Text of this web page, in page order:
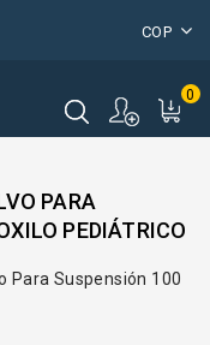
COP
0
PARA
PEDIÁTRICO
Para Suspensión 100